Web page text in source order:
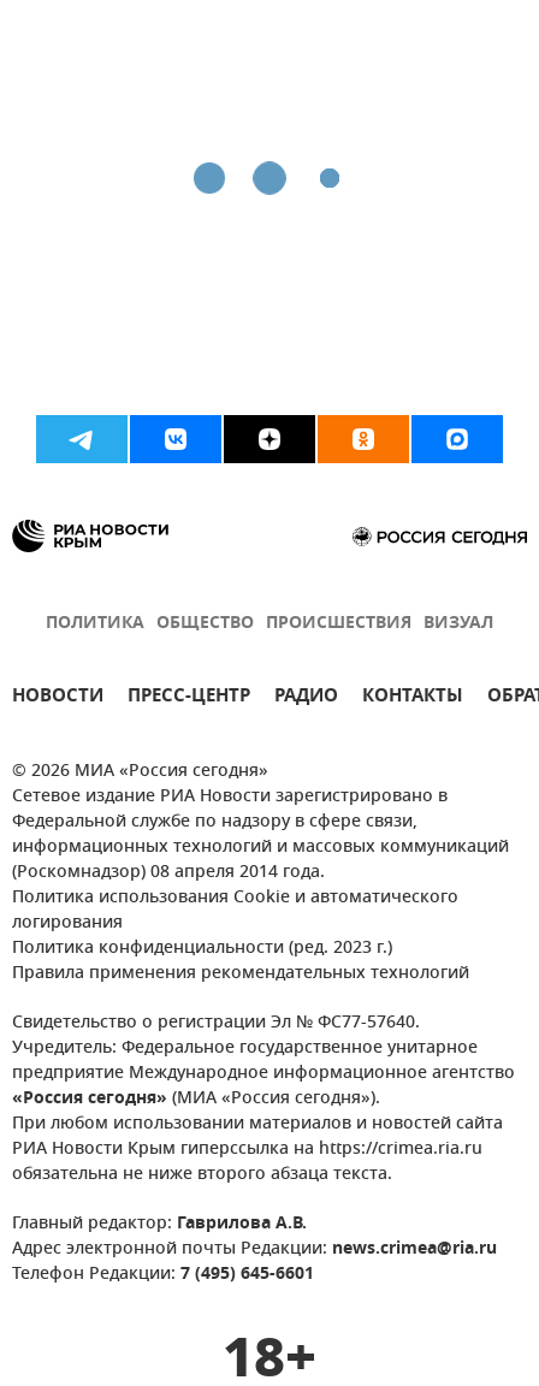
ПОЛИТИКА ОБЩЕСТВО ПРОИСШЕСТВИЯ ВИЗУАЛ
НОВОСТИ ПРЕСС-ЦЕНТР РАДИО КОНТАКТЫ
© 2026 МИА «Россия сегодня»
Сетевое издание РИА Новости зарегистрировано в
Федеральной службе по надзору в сфере связи,
информационных технологий и массовых коммуникаций
(Роскомнадзор) 08 апреля 2014 года.
Политика использования Cookie и автоматического
логирования
Политика конфиденциальности (ред. 2023 г.)
Правила применения рекомендательных технологий
Свидетельство о регистрации Эл № ФС77-57640.
Учредитель: Федеральное государственное унитарное
предприятие Международное информационное агентство
«Россия сегодня» (МИА «Россия сегодня»).
При любом использовании материалов и новостей сайта
РИА Новости Крым гиперссылка на https://crimea.ria.ru
обязательна не ниже второго абзаца текста.
Главный редактор: Гаврилова А.В.
Адрес электронной почты Редакции: news.crimea@ria.ru
Телефон Редакции: 7 (495) 645-6601
18+